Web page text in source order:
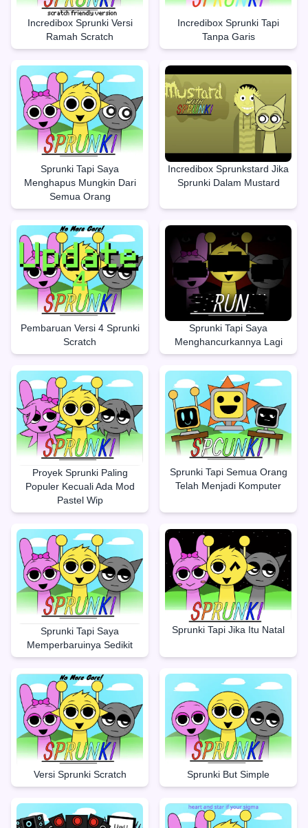
Incredibox Sprunki Versi
Ramah Scratch
Incredibox Sprunki Tapi
Tanpa Garis
Sprunki Tapi Saya
Menghapus Mungkin Dari
Semua Orang
Incredibox Sprunkstard Jika
Sprunki Dalam Mustard
Pembaruan Versi 4 Sprunki
Scratch
Sprunki Tapi Saya
Menghancurkannya Lagi
Proyek Sprunki Paling
Populer Kecuali Ada Mod
Pastel Wip
Sprunki Tapi Semua Orang
Telah Menjadi Komputer
Sprunki Tapi Saya
Memperbaruinya Sedikit
Sprunki Tapi Jika Itu Natal
Versi Sprunki Scratch Sprunki But Simple